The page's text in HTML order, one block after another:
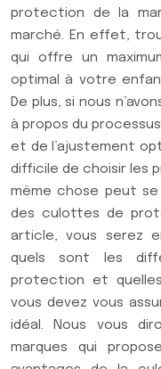
protection de la
marché. En effet,
qui offre un
optimal à votre
De plus, si nous
à propos du
et de l’ajustement
difficile de choisir les
même chose peut se
des culottes de
article, vous serez
quels sont les
protection et
vous devez vous
idéal. Nous vous
marques qui